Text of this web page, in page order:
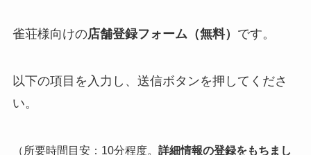
雀荘様向けの店舗登録フォーム（無料） です。
以下の項目を入力し、送信ボタンを押してくださ
い。
（所要時間目安：10分程度。 詳細情報の登録をもちまし